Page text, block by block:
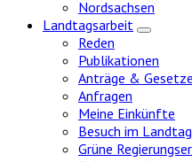
Nordsachsen
Landtagsarbeit
Zeige
Reden
Publikationen
Anträge &
Anfragen
Meine Einkünfte
Besuch im Landtag
Grüne